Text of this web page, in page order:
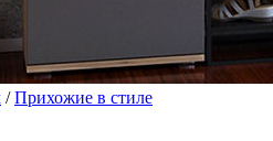
/Прихожие в стиле